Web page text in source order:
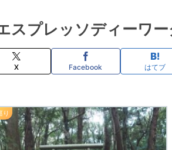
スプレッソディーワー
X Facebook はてブ
り